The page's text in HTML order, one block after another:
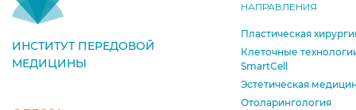
ИНСТИТУТ ПЕРЕДОВОЙ
МЕДИЦИНЫ
НАПРАВЛЕНИЯ
Пластическая
Клеточные
SmartCell
Эстетическая
Отоларингология